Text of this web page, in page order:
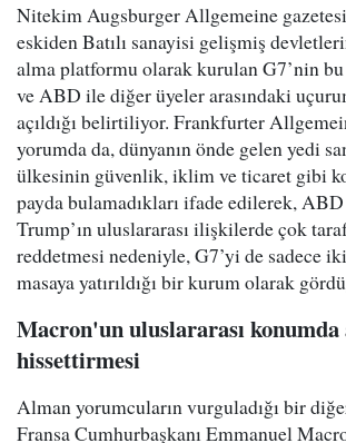
Nitekim Augsburger Allgemeine
eskiden Batılı sanayisi gelişmiş
alma platformu olarak kurulan G7’nin
ve ABD ile diğer üyeler arasındaki
açıldığı belirtiliyor. Frankfurter
yorumda da, dünyanın önde gelen yedi
ülkesinin güvenlik, iklim ve ticaret gibi
payda bulamadıkları ifade edilerek,
Trump’ın uluslararası ilişkilerde çok
reddetmesi nedeniyle, G7’yi de sadece
masaya yatırıldığı bir kurum olarak
Macron'un uluslararası konumda
hissettirmesi
Alman yorumcuların vurguladığı bir
Fransa Cumhurbaşkanı Emmanuel